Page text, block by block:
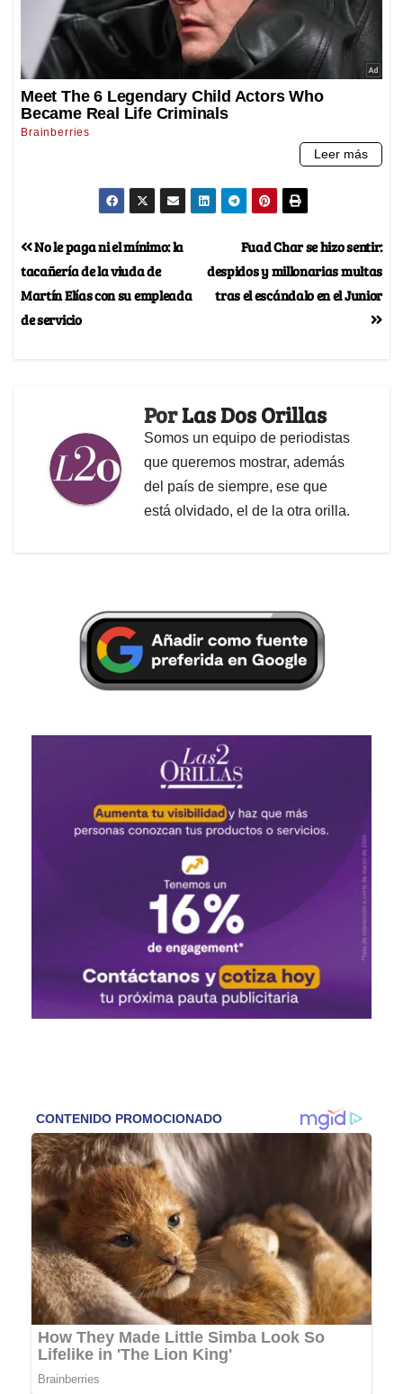
Fuad Char se hizo sentir:
despidos y millonarias multas
tras el escándalo en el Junior
No le paga ni el mínimo: la
tacañería de la viuda de
Martín Elías con su empleada
de servicio
PorLas Dos Orillas
Somos un equipo de periodistas
que queremos mostrar, además
del país de siempre, ese que
está olvidado, el de la otra orilla.